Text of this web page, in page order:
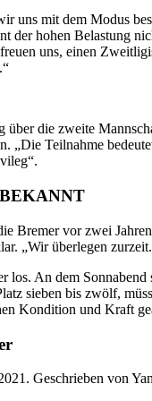
uns mit dem Modus
der hohen Belastung
uns, einen
über die zweite
„Die Teilnahme
Bremer vor zwei
„Wir überlegen
los. An dem
sieben bis zwölf,
Kondition und Kraft
Geschrieben von